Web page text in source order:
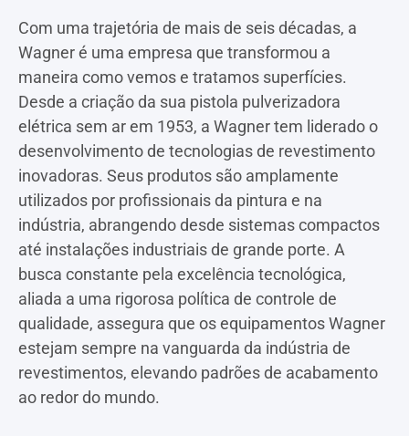
Com uma trajetória de mais de seis décadas, a
Wagner é uma empresa que transformou a
maneira como vemos e tratamos superfícies.
Desde a criação da sua pistola pulverizadora
elétrica sem ar em 1953, a Wagner tem liderado o
desenvolvimento de tecnologias de revestimento
inovadoras. Seus produtos são amplamente
utilizados por profissionais da pintura e na
indústria, abrangendo desde sistemas compactos
até instalações industriais de grande porte. A
busca constante pela excelência tecnológica,
aliada a uma rigorosa política de controle de
qualidade, assegura que os equipamentos Wagner
estejam sempre na vanguarda da indústria de
revestimentos, elevando padrões de acabamento
ao redor do mundo.